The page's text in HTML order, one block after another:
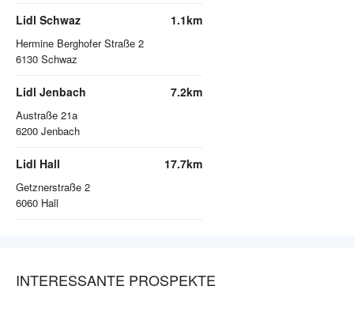
Lidl Schwaz
Hermine Berghofer Straße 2
6130 Schwaz
1.1km
Lidl Jenbach
Austraße 21a
6200 Jenbach
7.2km
Lidl Hall
Getznerstraße 2
6060 Hall
17.7km
INTERESSANTE PROSPEKTE